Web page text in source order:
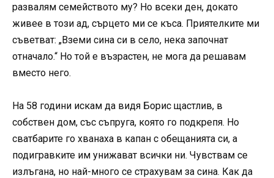
развалям семейството му? Но всеки ден, докато
живее в този ад, сърцето ми се къса. Приятелките ми
съветват: „Вземи сина си в село, нека започнат
отначало.“ Но той е възрастен, не мога да решавам
вместо него.
На 58 години искам да видя Борис щастлив, в
собствен дом, със съпруга, която го подкрепя. Но
сватбарите го хванаха в капан с обещанията си, а
подигравките им унижават всички ни. Чувствам се
излъгана, но най-много се страхувам за сина. Как да